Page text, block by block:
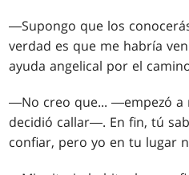
―Supongo que los
verdad es que me habría
ayuda angelical por el
―No creo que... ―empezó a
decidió callar―. En fin, tú
confiar, pero yo en tu lugar